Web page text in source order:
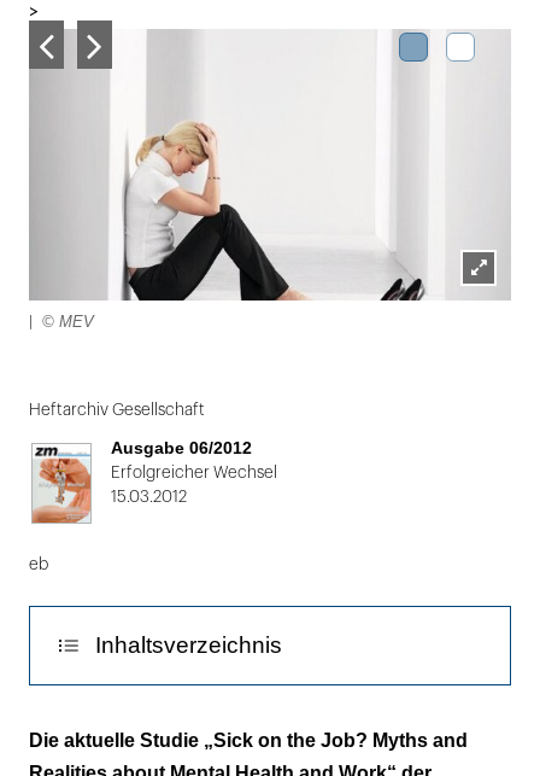
>
Lightbox
© MEV
1
von
2:
Heftarchiv Gesellschaft
Ausgabe 06/2012
Erfolgreicher Wechsel
15.03.2012
eb
Inhaltsverzeichnis
Von Jobverlust bedroht
Die aktuelle Studie „Sick on the Job? Myths and